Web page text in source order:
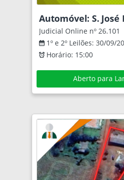
Automóvel: S. José
Judicial Online nº 26.101
1º e 2º Leilões: 30/09/
Horário: 15:00
Aberto para